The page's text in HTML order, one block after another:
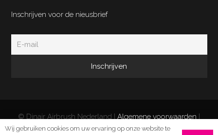
Inschrijven voor de nieusbrief
© Dinair Airbrush Nederland | Algemene voorwaarden |
Privacy Policy|Retourneren/klachten| Website door
Wij gebruiken cookies om uw ervaring op onze website te